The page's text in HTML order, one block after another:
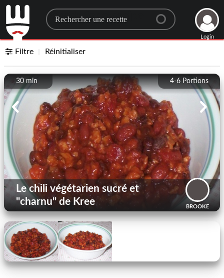
Search for a recipe
Login
Filtre Réinitialiser
4-6 Portions
30 min
BROOKE
Le chili végétarien sucré et
"charnu" de Kree